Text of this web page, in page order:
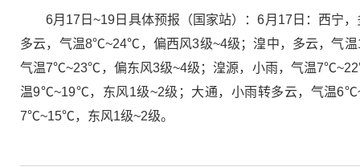
6月17日~19日具体预报（国家站）：6月17日：西
多云，气温8℃~24℃，偏西风3级~4级；湟中，多云，气
气温7℃~23℃，偏东风3级~4级；湟源，小雨，气温
温9℃~19℃，东风1级~2级；大通，小雨转多云，气温
7℃~15℃，东风1级~2级。